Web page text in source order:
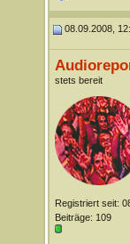
08.09.2008,
stets bereit
Registriert seit:
Beiträge: 109